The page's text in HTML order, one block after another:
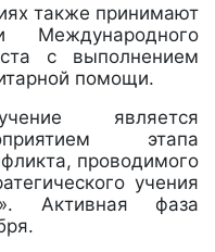
также принимают
Международного
с выполнением
помощи.
является
этапа
проводимого
учения
Активная фаза